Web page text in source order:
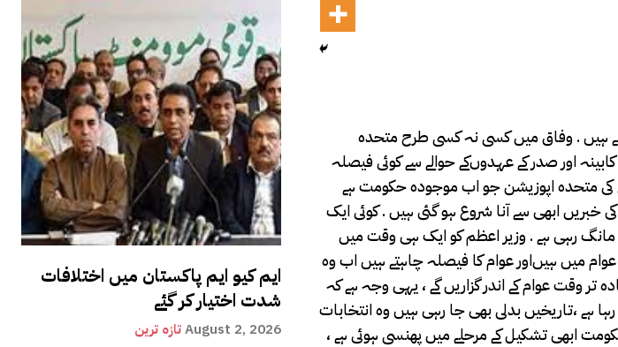
ایم کیو ایم پاکستان میں اختلافات
شدت اختیار کر گئے
تازہ ترینAugust 2, 2026
رہے ہیں . وفاق میں کسی نہ کسی طرح متحدہ
اور صدر کے عہدوں‌کے حوالے سے کوئی فیصلہ
کی متحدہ اپوزیشن جو اب موجودہ حکومت ہے
ابھی سے آنا شروع ہو گئی ہیں . کوئی ایک
رہی ہے . وزیر اعظم کو ایک ہی وقت میں
میں‌ ہیں‌اور عوام کا فیصلہ چاہتے ہیں اب وہ
وقت عوام کے اندر گزاریں گے ، یہی وجہ ہے کہ
ہے ،تاریخیں بدلی بھی جا رہی ہیں وہ انتخابات
ابھی تشکیل کے مرحلے میں پھنسی ہوئی ہے ،